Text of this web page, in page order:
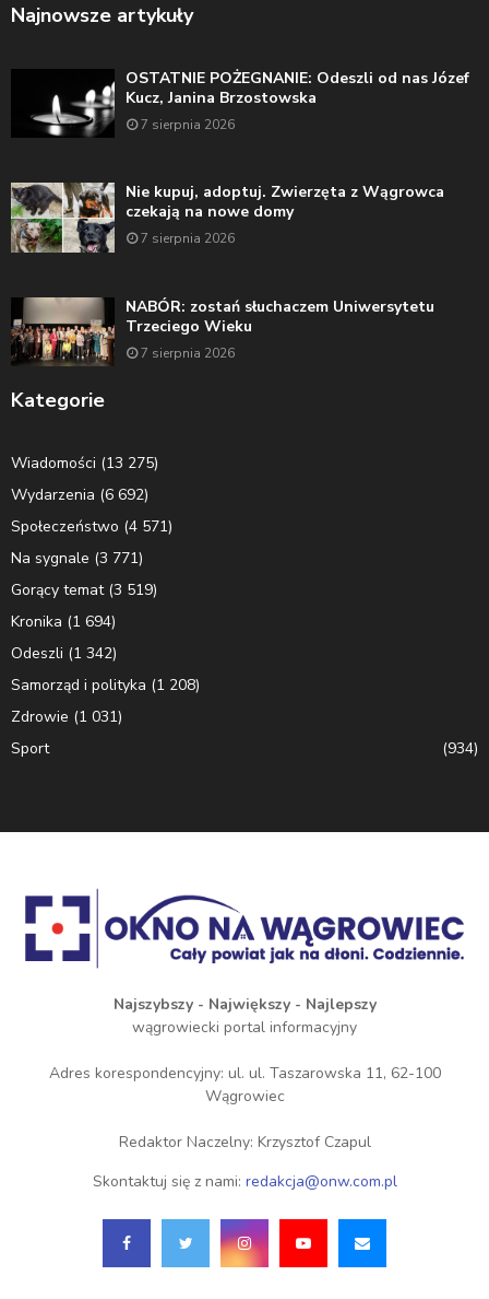
Najnowsze artykuły
OSTATNIE POŻEGNANIE: Odeszli od nas Józef
Kucz, Janina Brzostowska
7 sierpnia 2026
Nie kupuj, adoptuj. Zwierzęta z Wągrowca
czekają na nowe domy
7 sierpnia 2026
NABÓR: zostań słuchaczem Uniwersytetu
Trzeciego Wieku
7 sierpnia 2026
Kategorie
Wiadomości (13 275)
Wydarzenia (6 692)
Społeczeństwo (4 571)
Na sygnale (3 771)
Gorący temat(3 519)
Kronika (1 694)
Odeszli (1 342)
Samorząd i polityka (1 208)
Zdrowie (1 031)
Sport
(934)
Najszybszy - Największy - Najlepszy
wągrowiecki portal informacyjny
Adres korespondencyjny: ul. ul. Taszarowska 11, 62-100
Wągrowiec
Redaktor Naczelny: Krzysztof Czapul
Skontaktuj się z nami: redakcja@onw.com.pl